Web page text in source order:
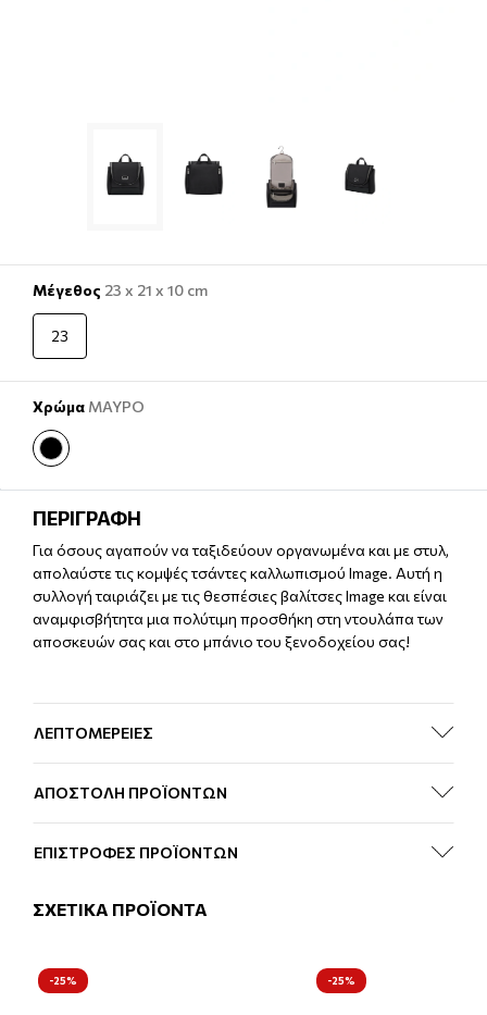
Μέγεθος 23 x 21 x 10 cm
23
Χρώμα ΜΑΥΡΟ
ΠΕΡΙΓΡΑΦΗ
Για όσους αγαπούν να ταξιδεύουν οργανωμένα και με στυλ,
απολαύστε τις κομψές τσάντες καλλωπισμού Image. Αυτή η
συλλογή ταιριάζει με τις θεσπέσιες βαλίτσες Image και είναι
αναμφισβήτητα μια πολύτιμη προσθήκη στη ντουλάπα των
αποσκευών σας και στο μπάνιο του ξενοδοχείου σας!
ΛΕΠΤΟΜΕΡΕΙΕΣ
ΑΠΟΣΤΟΛΗ ΠΡΟΪΟΝΤΩΝ
ΕΠΙΣΤΡΟΦΕΣ ΠΡΟΪΟΝΤΩΝ
ΣΧΕΤΙΚΑ ΠΡΟΪΟΝΤΑ
-25% -25%